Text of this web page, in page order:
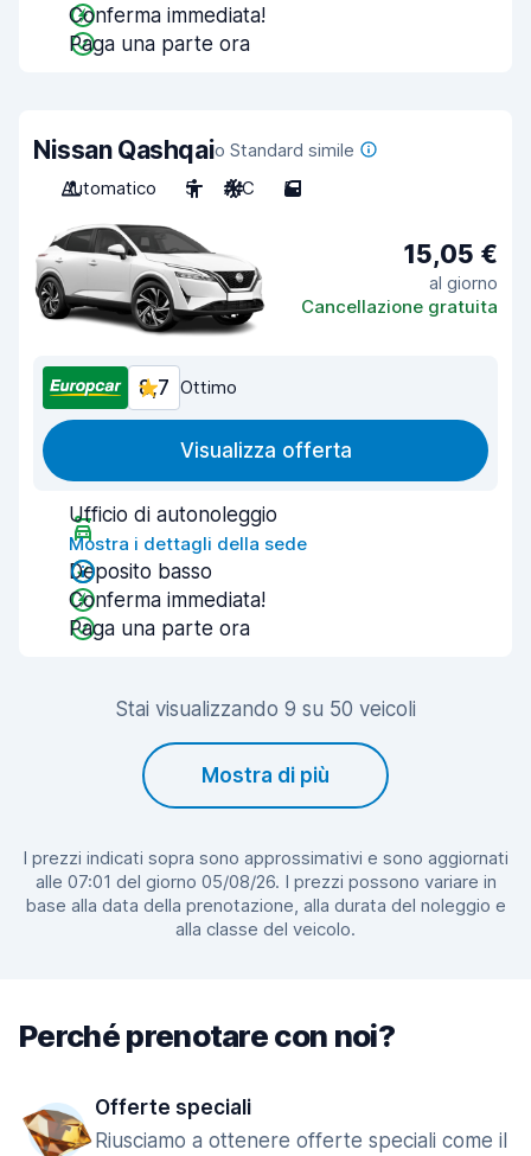
Conferma immediata!
Paga una parte ora
Nissan Qashqaio Standard simile
Automatico
5 A/C 5
15,05 €
al giorno
Cancellazione gratuita
8,7 Ottimo
Visualizza offerta
Ufficio di autonoleggio
Mostra i dettagli della sede
Deposito basso
Conferma immediata!
Paga una parte ora
Stai visualizzando 9 su 50 veicoli
Mostra di più
I prezzi indicati sopra sono approssimativi e sono aggiornati
alle 07:01 del giorno 05/08/26. I prezzi possono variare in
base alla data della prenotazione, alla durata del noleggio e
alla classe del veicolo.
Perché prenotare con noi?
Offerte speciali
Riusciamo a ottenere offerte speciali come il